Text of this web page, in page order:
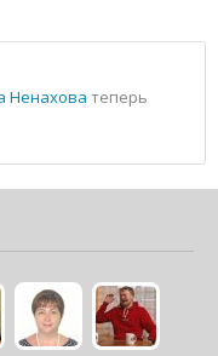
Ненахова теперь